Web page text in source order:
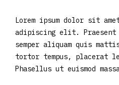
Lorem ipsum dolor sit
adipiscing elit. Praesent
semper aliquam quis
tortor tempus, placerat
Phasellus ut euismod